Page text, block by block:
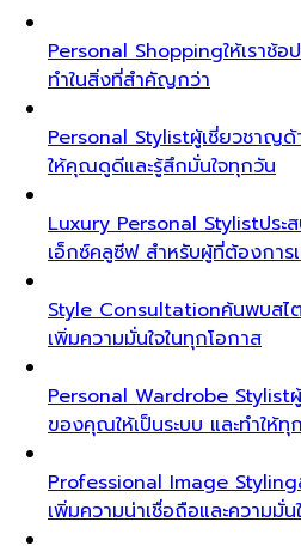
Personal Shoppingให้เราช้
ทำในสิ่งที่สำคัญกว่า
Personal Stylistผู้เชี่ยวชาญ
ให้คุณดูดีและรู้สึกมั่นใจทุกวัน
Luxury Personal Stylistประ
เอ็กซ์คลูซีฟ สำหรับผู้ที่ต้องการ
Style Consultationค้นพบสไ
เพิ่มความมั่นใจในทุกโอกาส
Personal Wardrobe Stylist
ของคุณให้เป็นระบบ และทำให้ทุ
Professional Image Styling
เพิ่มความน่าเชื่อถือและความมั่